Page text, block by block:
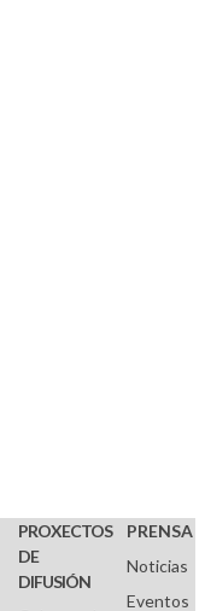
PROXECTOS
DE
DIFUSIÓN
PRENSA
Noticias
Eventos